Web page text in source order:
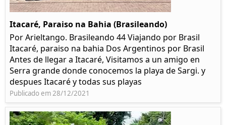
Itacaré, Paraiso na Bahia (Brasileando)
Por Arieltango. Brasileando 44 Viajando por Brasil
Itacaré, paraiso na bahia Dos Argentinos por Brasil
Antes de llegar a Itacaré, Visitamos a un amigo en
Serra grande donde conocemos la playa de Sargi. y
despues Itacaré y todas sus playas
Publicado em 28/12/2021